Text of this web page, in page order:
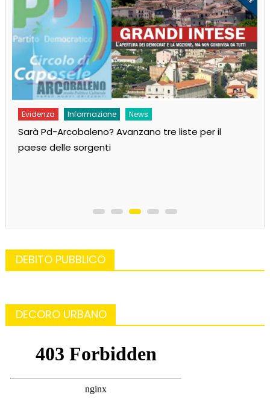
Evidenza Informazione News
Sarà Pd-Arcobaleno? Avanzano tre liste per il
paese delle sorgenti
DEBITO PUBBLICO
DECORO URBANO